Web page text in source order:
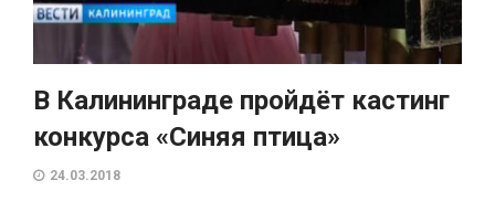
В Калининграде пройдёт кастинг
конкурса «Синяя птица»
24.03.2018